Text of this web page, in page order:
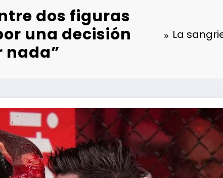
dos figuras
una decisión
nada”
La